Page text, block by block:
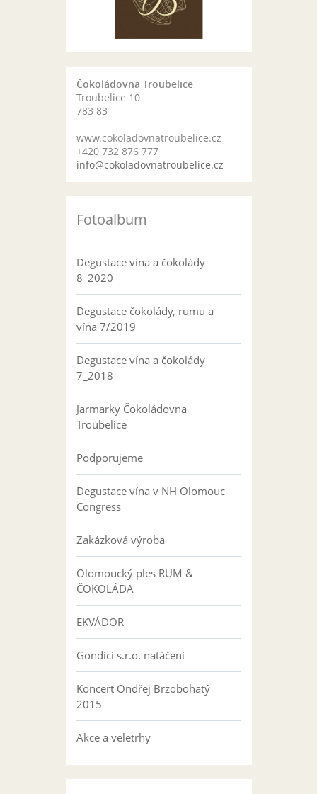
Čokoládovna Troubelice
Troubelice 10
783 83
www.cokoladovnatroubelice.cz
+420 732 876 777
info@cokoladovnatroubelice.cz
Fotoalbum
Degustace vína a čokolády
8_2020
Degustace čokolády, rumu a
vína 7/2019
Degustace vína a čokolády
7_2018
Jarmarky Čokoládovna
Troubelice
Podporujeme
Degustace vína v NH Olomouc
Congress
Zakázková výroba
Olomoucký ples RUM &
ČOKOLÁDA
EKVÁDOR
Gondíci s.r.o. natáčení
Koncert Ondřej Brzobohatý
2015
Akce a veletrhy